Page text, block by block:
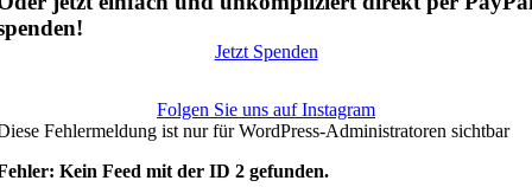
Jetzt Spenden
Folgen Sie uns auf Instagram
Fehlermeldung ist nur für WordPress-Administratoren sichtbar
Kein Feed mit der ID 2 gefunden.